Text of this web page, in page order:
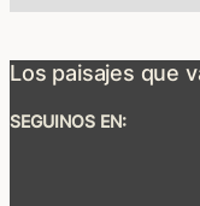
Los paisajes que
SEGUINOS EN: